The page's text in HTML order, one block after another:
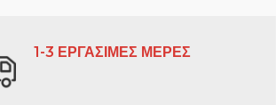
1-3 ΕΡΓΑΣΙΜΕΣ ΜΕΡΕΣ